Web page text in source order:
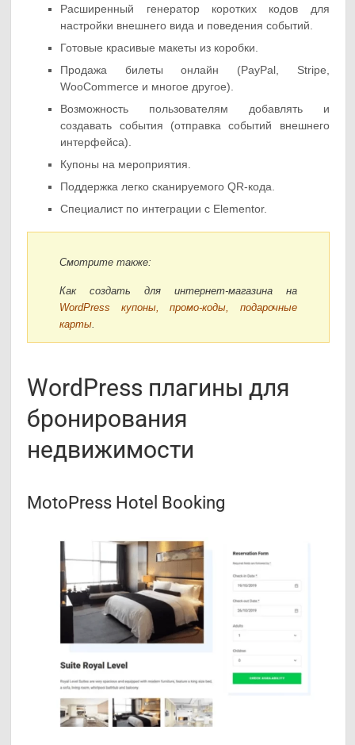
Расширенный генератор коротких кодов для
настройки внешнего вида и поведения событий.
Готовые красивые макеты из коробки.
Продажа билеты онлайн (PayPal, Stripe,
WooCommerce и многое другое).
Возможность пользователям добавлять и
создавать события (отправка событий внешнего
интерфейса).
Купоны на мероприятия.
Поддержка легко сканируемого QR-кода.
Специалист по интеграции с Elementor.
Смотрите также:
Как создать для интернет-магазина на
WordPress купоны, промо-коды, подарочные
карты
WordPress плагины для
бронирования
недвижимости
MotoPress Hotel Booking